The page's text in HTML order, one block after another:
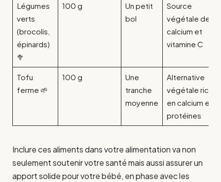
Légumes
verts
(brocolis,
épinards)
🥦
100 g
Un petit
bol
Source
végétale de
calcium et
vitamine C
Tofu
ferme 🌱
100 g
Une
tranche
moyenne
Alternative
végétale riche
en calcium et
protéines
Inclure ces aliments dans votre alimentation va non
seulement soutenir votre santé mais aussi assurer un
apport solide pour votre bébé, en phase avec les